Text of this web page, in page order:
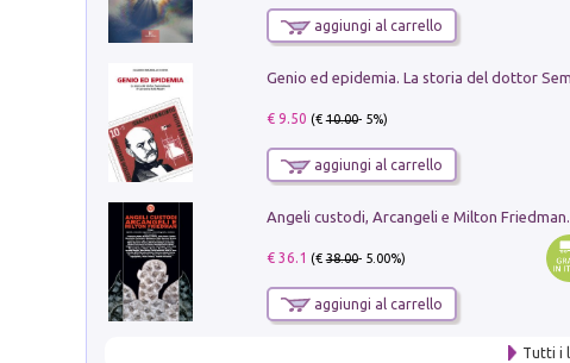
aggiungi al carrello
€ 9.50 (€10.00- 5%)
aggiungi al carrello
Angeli custodi, Arcangeli e Milton Friedman.
€ 36.1 (€38.00- 5.00%)
aggiungi al carrello
Tutti i